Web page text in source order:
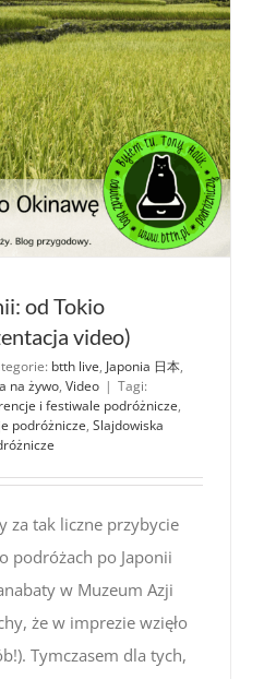
od Tokio
video)
btth live, Japonia 日本,
na żywo, Video | Tagi:
i festiwale podróżnicze,
podróżnicze, Slajdowiska
za tak liczne przybycie
podróżach po Japonii
w Muzeum Azji
że w imprezie wzięło
Tymczasem dla tych,